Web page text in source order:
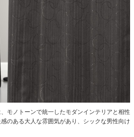
モノトーンで統一したモダンインテリアと相性
のある大人な雰囲気があり、シックな男性向け